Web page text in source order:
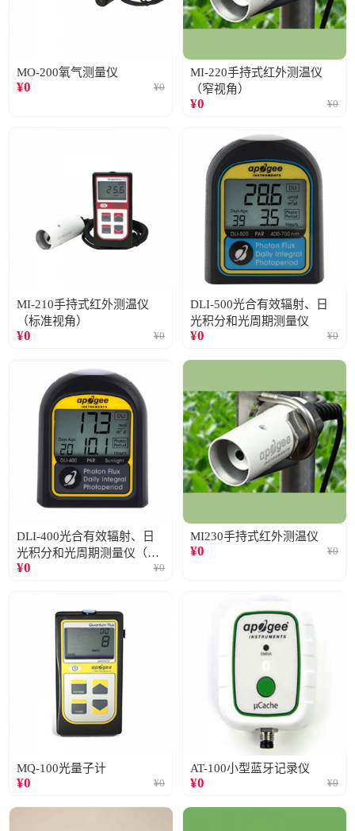
MO-200氧气测量仪
¥0 ¥0
MI-220手持式红外测温仪
（窄视角）
¥0 ¥0
MI-210手持式红外测温仪
（标准视角）
¥0 ¥0
DLI-500光合有效辐射、日
光积分和光周期测量仪
¥0 ¥0
DLI-400光合有效辐射、日
光积分和光周期测量仪（仅
阳光）
¥0 ¥0
MI230手持式红外测温仪
¥0 ¥0
MQ-100光量子计
¥0 ¥0
AT-100小型蓝牙记录仪
¥0 ¥0